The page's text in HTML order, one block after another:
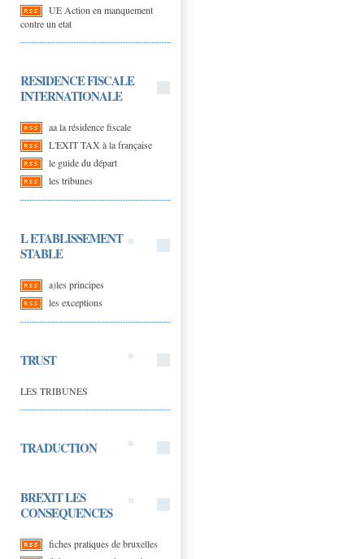
UE Action en manquement
contre un etat
RESIDENCE FISCALE
INTERNATIONALE
aa la résidence fiscale
L'EXIT TAX à la française
le guide du départ
les tribunes
L ETABLISSEMENT
STABLE
a)les principes
les exceptions
TRUST
LES TRIBUNES
TRADUCTION
BREXIT LES
CONSEQUENCES
fiches pratiques de bruxelles